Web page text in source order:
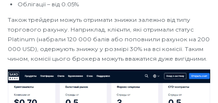
Облігації – від 0.05%
Також трейдери можуть отримати знижки залежно від типу
торгового рахунку. Наприклад, клієнти, які отримали статус
Platinum (набрали 120 000 балів або поповнили рахунок на 200
000 USD), одержують знижку у розмірі 30% на всі комісії. Таким
чином, комісії цього брокера можуть вважатися дуже вигідними.